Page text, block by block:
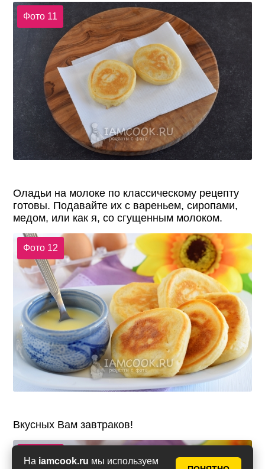
На iamcook.ru мы используем
Фото 11
Оладьи на молоке по классическому рецепту
готовы. Подавайте их с вареньем, сиропами,
медом, или как я, со сгущенным молоком.
Фото 12
Вкусных Вам завтраков!
Фото 13